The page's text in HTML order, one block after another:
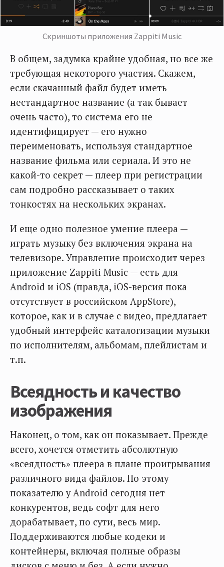
Скриншоты приложения Zappiti Music
В общем, задумка крайне удобная, но все же
требующая некоторого участия. Скажем,
если скачанный файл будет иметь
нестандартное название (а так бывает
очень часто), то система его не
идентифицирует — его нужно
переименовать, используя стандартное
название фильма или сериала. И это не
какой-то секрет — плеер при регистрации
сам подробно рассказывает о таких
тонкостях на нескольких экранах.
И еще одно полезное умение плеера —
играть музыку без включения экрана на
телевизоре. Управление происходит через
приложение Zappiti Music — есть для
Android и iOS (правда, iOS-версия пока
отсутствует в российском AppStore),
которое, как и в случае с видео, предлагает
удобный интерфейс каталогизации музыки
по исполнителям, альбомам, плейлистам и
т.п.
Всеядность и качество
изображения
Наконец, о том, как он показывает. Прежде
всего, хочется отметить абсолютную
«всеядность» плеера в плане проигрывания
различного вида файлов. По этому
показателю у Android сегодня нет
конкурентов, ведь софт для него
дорабатывает, по сути, весь мир.
Поддерживаются любые кодеки и
контейнеры, включая полные образы